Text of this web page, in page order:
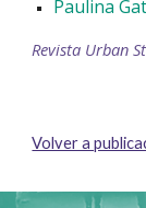
Paulina
Revista Urban
Volver a